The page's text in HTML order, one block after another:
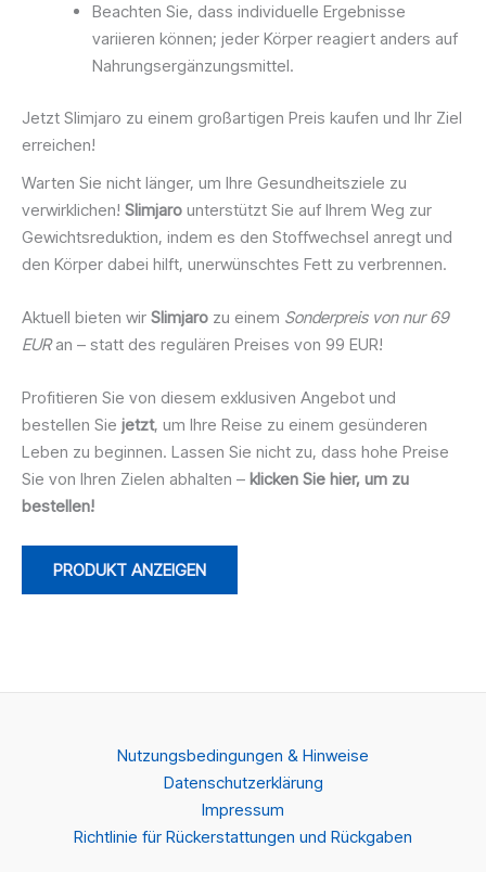
Beachten Sie, dass individuelle Ergebnisse
variieren können; jeder Körper reagiert anders auf
Nahrungsergänzungsmittel.
Jetzt Slimjaro zu einem großartigen Preis kaufen und Ihr Ziel
erreichen!
Warten Sie nicht länger, um Ihre Gesundheitsziele zu
verwirklichen! Slimjaro unterstützt Sie auf Ihrem Weg zur
Gewichtsreduktion, indem es den Stoffwechsel anregt und
den Körper dabei hilft, unerwünschtes Fett zu verbrennen.
Aktuell bieten wir Slimjaro zu einem Sonderpreis von nur 69
EURan – statt des regulären Preises von 99 EUR!
Profitieren Sie von diesem exklusiven Angebot und
bestellen Sie jetzt, um Ihre Reise zu einem gesünderen
Leben zu beginnen. Lassen Sie nicht zu, dass hohe Preise
Sie von Ihren Zielen abhalten – klicken Sie hier, um zu
bestellen!
PRODUKT ANZEIGEN
Nutzungsbedingungen & Hinweise
Datenschutzerklärung
Impressum
Richtlinie für Rückerstattungen und Rückgaben